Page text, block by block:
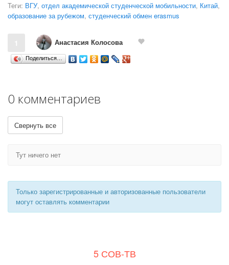
Теги: ВГУ, отдел академической студенческой мобильности, Китай,
образование за рубежом, студенческий обмен erasmus
1 Анастасия Колосова
Поделиться…
0 комментариев
Свернуть все
Тут ничего нет
Только зарегистрированные и авторизованные пользователи
могут оставлять комментарии
5 СОВ-ТВ